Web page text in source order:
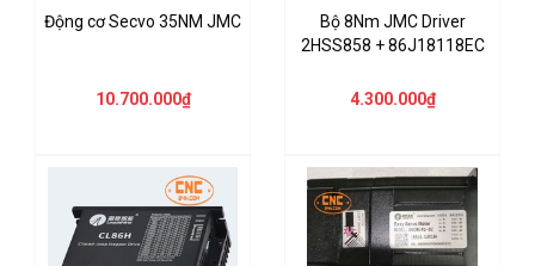
Động cơ Secvo 35NM JMC
10.700.000₫
Bộ 8Nm JMC Driver
2HSS858 + 86J18118EC
4.300.000₫